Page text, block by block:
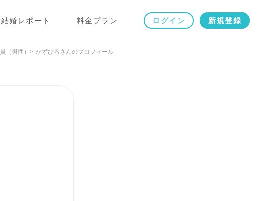
結婚レポート 料金プラン ログイン 新規登録
（男性） かずひろさんのプロフィール